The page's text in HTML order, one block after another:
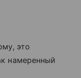
это
намеренный